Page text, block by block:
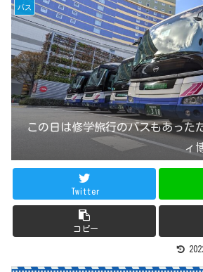
バス
この日は修学旅行のバスもあった
ィ
Twitter
コピー